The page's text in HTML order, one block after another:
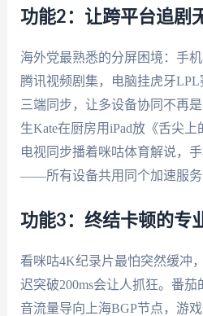
功能2：让跨平台追剧
海外党最熟悉的分屏困境：手
腾讯视频剧集，电脑挂虎牙LPL
三端同步，让多设备协同不再
生Kate在厨房用iPad放《舌尖
电视同步播着咪咕体育解说，
——所有设备共用同个加速服务
功能3：终结卡顿的专
看咪咕4K纪录片最怕突然缓冲
迟突破200ms会让人抓狂。番
音流量导向上海BGP节点，游